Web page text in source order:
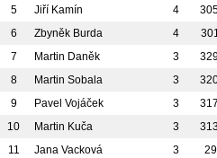
5
Jiří Kamín 4
6
Zbyněk Burda 4
7
Martin Daněk 3
8
Martin Sobala 3
9
Pavel Vojáček 3
10
Martin Kuča 3
11
Jana Vacková 3